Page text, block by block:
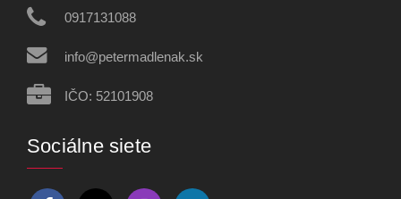
0917131088
info@petermadlenak.sk
IČO: 52101908
Sociálne siete